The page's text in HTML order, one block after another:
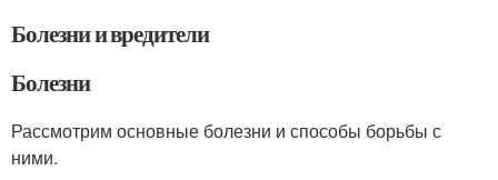
Болезни и вредители
Болезни
Рассмотрим основные болезни и способы борьбы с
ними.